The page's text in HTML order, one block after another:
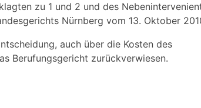
zu 1 und 2 und des
Nürnberg vom 13. Oktober
auch über die Kosten des
Berufungsgericht zurückverwiesen.